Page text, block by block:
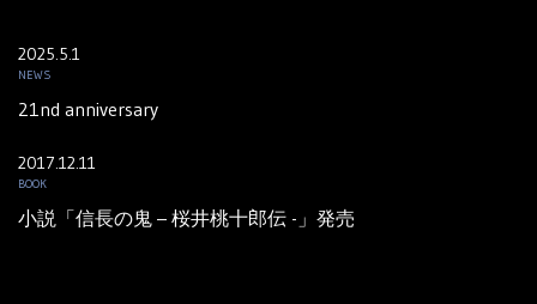
2025.5.1
NEWS
21nd anniversary
2017.12.11
BOOK
小説「信長の鬼 – 桜井桃十郎伝 -」発売